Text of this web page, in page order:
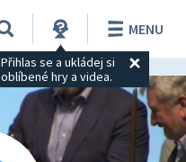
Přihlas se a ukládej si
oblíbené hry a videa.
MENU